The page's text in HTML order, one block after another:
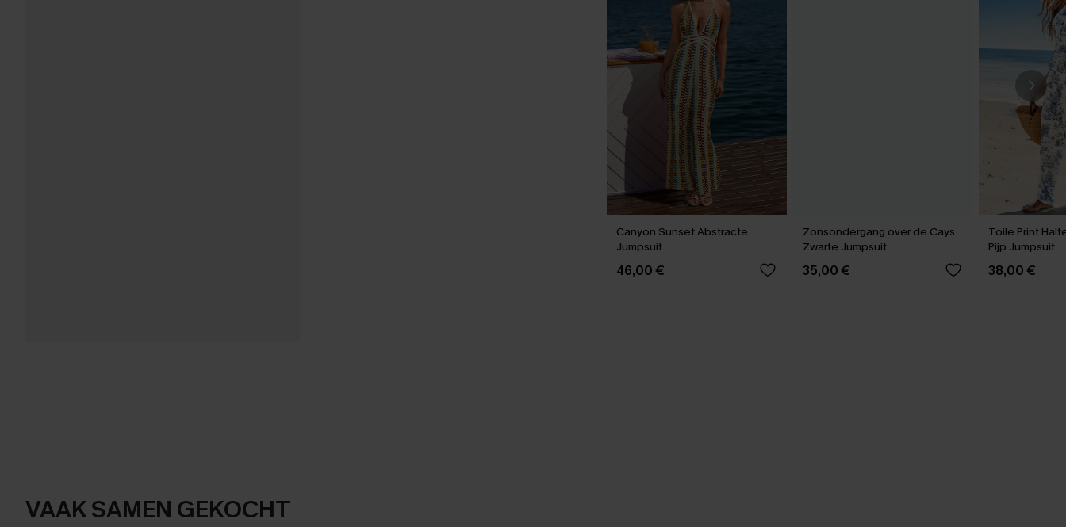
Canyon Sunset Abstracte
Jumpsuit
46,00 €
Zonsondergang over de Cays
Zwarte Jumpsuit
35,00 €
Toile Print
Pijp Jumpsuit
38,00 €
VAAK SAMEN GEKOCHT